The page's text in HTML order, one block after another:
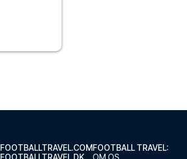
FOOTBALLTRAVEL.COMFOOTBALL TRAVEL: